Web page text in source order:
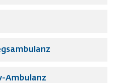
Ambulanz